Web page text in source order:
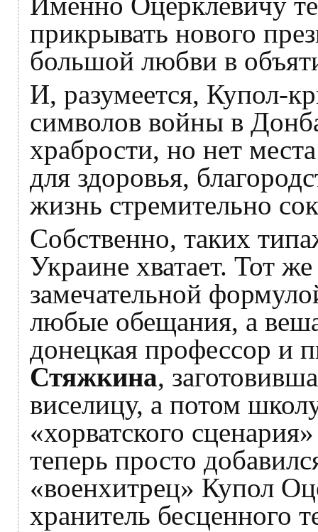
прикрывать нового
большой любви в
И, разумеется, Купол-
символов войны в
храбрости, но нет
для здоровья,
жизнь стремительно
Собственно, таких
Украине хватает. Тот
замечательной
любые обещания, а
донецкая профессор и
Стяжкина,
виселицу, а потом
«хорватского
теперь просто
«военхитрец» Купол
хранитель бесценного